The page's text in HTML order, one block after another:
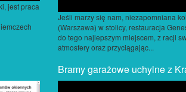
jest praca
Jeśli marzy się nam, niezapomniana
(Warszawa) w stolicy, restauracja
do tego najlepszym miejscem, z racji
atmosfery oraz przyciągając...
Bramy garażowe uchylne z